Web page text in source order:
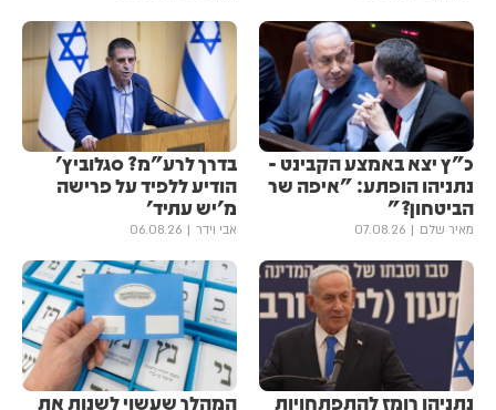
כ"ץ יצא באמצע הקבינט -
נתניהו הופתע: "איפה שר
הביטחון?"
מאיר שלם 07.08.26
בדרך לרע"מ? סגלוביץ'
הודיע ללפיד על פרישה
מ'יש עתיד'
אבי וידר 06.08.26
נתניהו רומז להתפתחויות
המהלך שעשוי לשנות את